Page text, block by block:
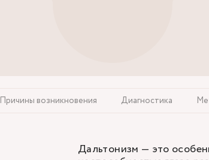
Причины возникновения Диагностика
Дальтонизм — это